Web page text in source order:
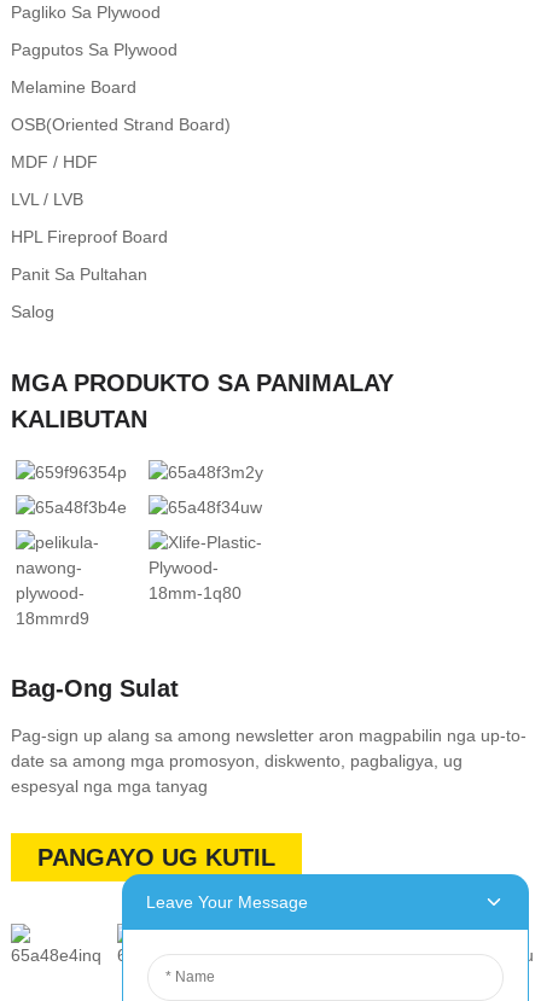
Pagliko Sa Plywood
Pagputos Sa Plywood
Melamine Board
OSB(Oriented Strand Board)
MDF / HDF
LVL / LVB
HPL Fireproof Board
Panit Sa Pultahan
Salog
MGA PRODUKTO SA PANIMALAY
KALIBUTAN
Bag-Ong Sulat
Pag-sign up alang sa among newsletter aron magpabilin nga up-to-
date sa among mga promosyon, diskwento, pagbaligya, ug
espesyal nga mga tanyag
PANGAYO UG KUTIL
Leave Your Message